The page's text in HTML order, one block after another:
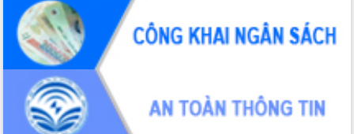
Xã Ea Phê gắn cải cách hành chính với
chuyển đổi số
Phó Chủ tịch Thường trực UBND tỉnh
Hồ Thị Nguyên Thảo làm việc tại Trung
tâm Phục vụ hành chính công xã Ea
Phê
Xây dựng nền hành chính số đồng
hành cùng nông dân dân, doanh nghiệp